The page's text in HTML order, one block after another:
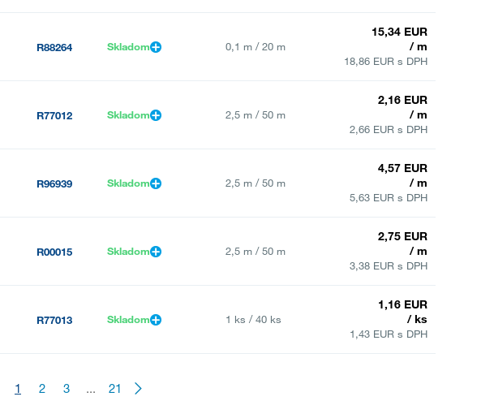
R88264 Skladom 0,1 m / 20 m
15,34 EUR
/ m
18,86 EUR s DPH
R77012 Skladom 2,5 m / 50 m
2,16 EUR
/ m
2,66 EUR s DPH
R96939 Skladom 2,5 m / 50 m
4,57 EUR
/ m
5,63 EUR s DPH
R00015 Skladom 2,5 m / 50 m
2,75 EUR
/ m
3,38 EUR s DPH
R77013 Skladom 1 ks / 40 ks
1,16 EUR
/ ks
1,43 EUR s DPH
1 2 3 ... 21